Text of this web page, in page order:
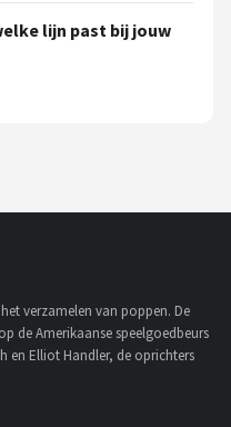
lijn past bij jouw
verzamelen van poppen. De
de Amerikaanse speelgoedbeurs
en Elliot Handler, de oprichters